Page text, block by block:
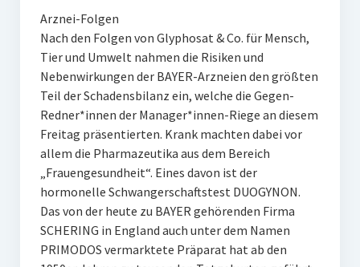
Arznei-Folgen
Nach den Folgen von Glyphosat & Co. für Mensch,
Tier und Umwelt nahmen die Risiken und
Nebenwirkungen der BAYER-Arzneien den größten
Teil der Schadensbilanz ein, welche die Gegen-
Redner*innen der Manager*innen-Riege an diesem
Freitag präsentierten. Krank machten dabei vor
allem die Pharmazeutika aus dem Bereich
„Frauengesundheit“. Eines davon ist der
hormonelle Schwangerschaftstest DUOGYNON.
Das von der heute zu BAYER gehörenden Firma
SCHERING in England auch unter dem Namen
PRIMODOS vermarktete Präparat hat ab den